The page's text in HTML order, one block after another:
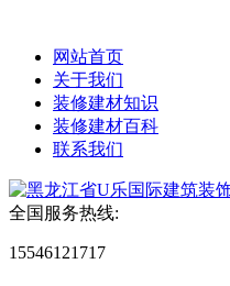
网站首页
关于我们
装修建材知识
装修建材百科
联系我们
全国服务热线:
15546121717